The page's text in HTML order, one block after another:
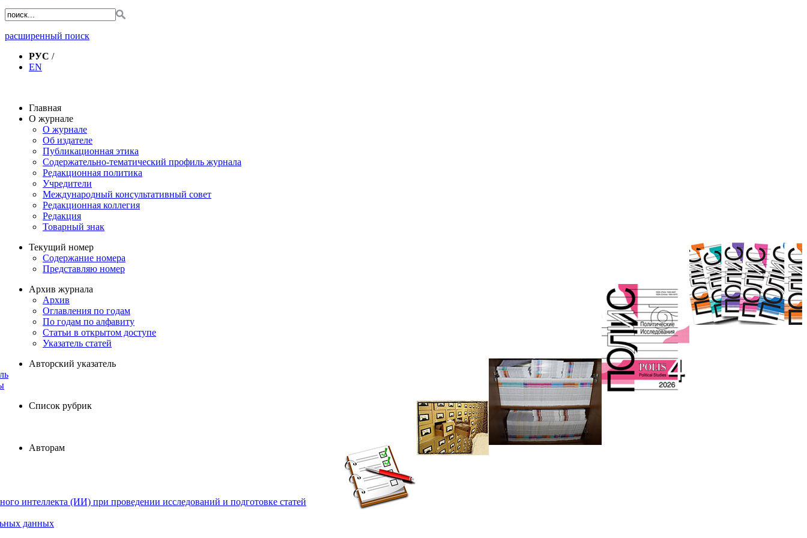
расширенный поиск
РУС /
EN
Главная
О журнале
О журнале
Об издателе
Публикационная этика
Содержательно-тематический профиль журнала
Редакционная политика
Учредители
Международный консультативный совет
Редакционная коллегия
Редакция
Товарный знак
Текущий номер
Содержание номера
Представляю номер
Архив журнала
Архив
Оглавления по годам
По годам по алфавиту
Статьи в открытом доступе
Указатель статей
Авторский указатель
Список рубрик
Авторам
интеллекта (ИИ) при проведении исследований и подготовке статей
данных